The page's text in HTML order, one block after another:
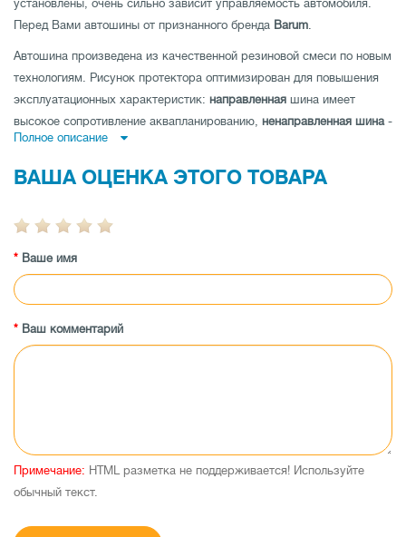
установлены, очень сильно зависит управляемость автомобиля.
Перед Вами автошины от признанного бренда Barum.
Автошина произведена из качественной резиновой смеси по новым
технологиям. Рисунок протектора оптимизирован для повышения
эксплуатационных характеристик: направленная шина имеет
высокое сопротивление аквапланированию, ненаправленная шина-
низкий уровень шума и отличные показатели устойчивости на
управляемость на мокрой, так и на сухой дороге.
Автошина имеет высокую износоустойчивость, а также
нагрузки и скорости.
Заказывайте автошины Barum Brillantis 2 175/65 R14 82T по лучшей
цене в магазине tireland.com.ua.
Полное описание
ВАША ОЦЕНКА ЭТОГО ТОВАРА
Ваше имя
Ваш комментарий
Примечание: HTML разметка не поддерживается! Используйте
обычный текст.